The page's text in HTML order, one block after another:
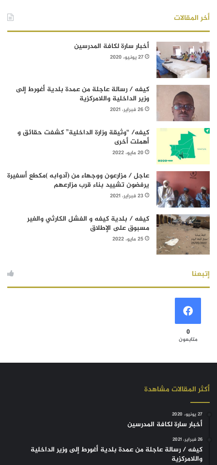
أخر المقالات
أخبار سارة لكافة المدرسين
27 يونيو، 2020
كيفه / رسالة عاجلة من عمدة بلدية أغورط إلى
وزير الداخلية واللامركزية
26 فبراير، 2021
كيفه/ “وثيقة وزارة الداخلية” كشفت حقائق و
أهملت أخرى
20 مايو، 2022
عاجل / مزارعون ووجهاء من (آدوابه )مكطع أسفيرة
يرفضون تشييد بناء قرب مزارعهم
23 فبراير، 2021
كيفه / بلدية كيفه و الفشل الكارثي والغير
مسبوق على الإطلاق
25 مايو، 2022
إتبعنا
0
متابعون
أكثر المقالات مشاهدة
27 يونيو، 2020
أخبار سارة لكافة المدرسين
26 فبراير، 2021
كيفه / رسالة عاجلة من عمدة بلدية أغورط إلى وزير الداخلية
واللامركزية